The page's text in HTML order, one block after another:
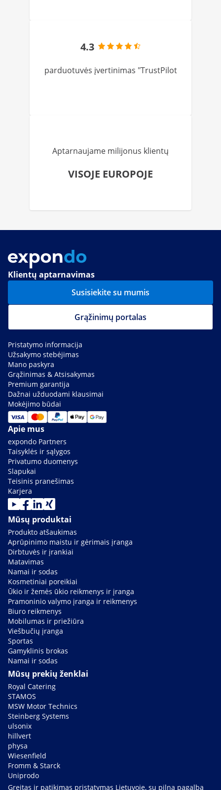
4.3
parduotuvės įvertinimas "TrustPilot
Aptarnaujame milijonus klientų
VISOJE EUROPOJE
Klientų aptarnavimas
Susisiekite su mumis
Grąžinimų portalas
Pristatymo informacija
Užsakymo stebėjimas
Mano paskyra
Grąžinimas & Atsisakymas
Premium garantija
Dažnai užduodami klausimai
Mokėjimo būdai
Apie mus
expondo Partners
Taisyklės ir sąlygos
Privatumo duomenys
Slapukai
Teisinis pranešimas
Karjera
Mūsų produktai
Produkto atšaukimas
Aprūpinimo maistu ir gėrimais įranga
Dirbtuvės ir įrankiai
Matavimas
Namai ir sodas
Kosmetiniai poreikiai
Ūkio ir žemės ūkio reikmenys ir įranga
Pramoninio valymo įranga ir reikmenys
Biuro reikmenys
Mobilumas ir priežiūra
Viešbučių įranga
Sportas
Gamyklinis brokas
Namai ir sodas
Mūsų prekių ženklai
Royal Catering
STAMOS
MSW Motor Technics
Steinberg Systems
ulsonix
hillvert
physa
Wiesenfield
Fromm & Starck
Uniprodo
Greitas ir patikimas pristatymas Lietuvoje, su pilna pagalba